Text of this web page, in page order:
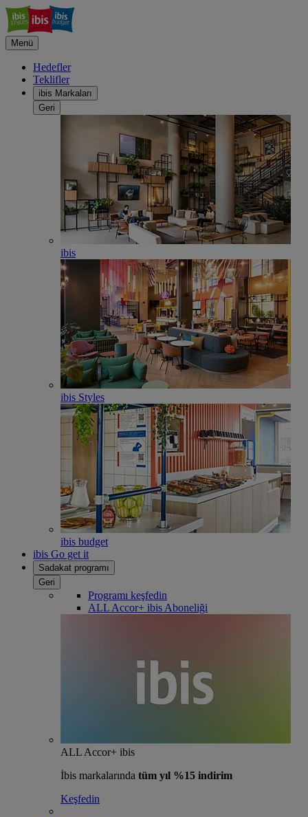
Menü
Hedefler
Teklifler
ibis Markaları
Geri
ibis
ibis Styles
ibis budget
ibis Go get it
Sadakat programı
Geri
Programı keşfedin
ALL Accor+ ibis Aboneliği
ALL Accor+ ibis
İbis markalarında tüm yıl %15 indirim
Keşfedin